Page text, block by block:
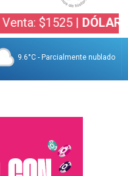
| DÓLAR BOLSA:
9.6°C - Parcialmente nublado